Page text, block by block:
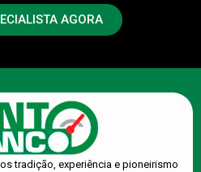
AGORA
tradição, experiência e pioneirismo